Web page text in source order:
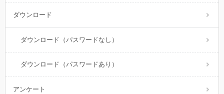
ダウンロード
ダウンロード（パスワードなし）
ダウンロード（パスワードあり）
アンケート